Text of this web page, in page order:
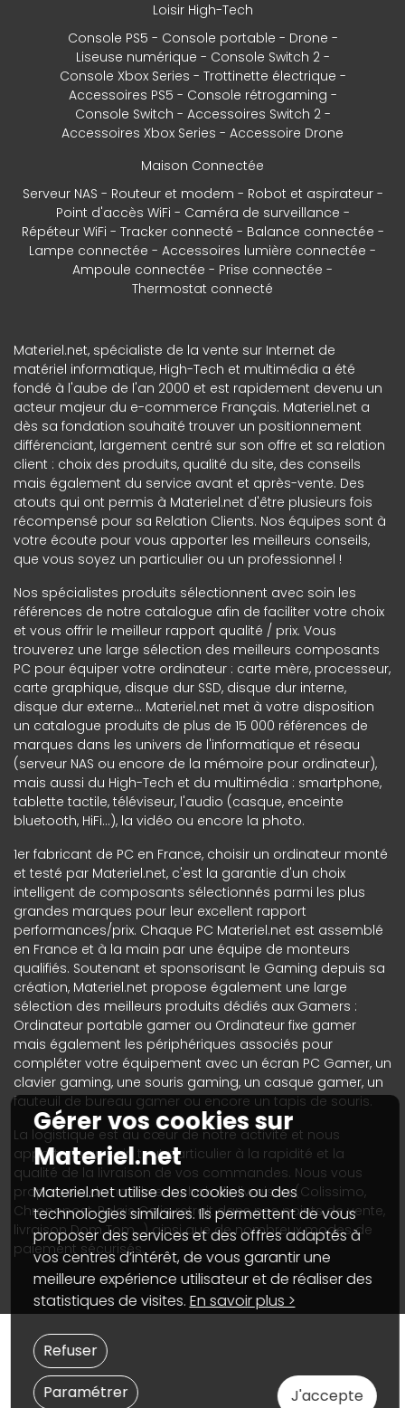
Loisir High-Tech
Console PS5
Console portable
Drone
Liseuse numérique
Console Switch 2
Console Xbox Series
Trottinette électrique
Accessoires PS5
Console rétrogaming
Console Switch
Accessoires Switch 2
Accessoires Xbox Series
Accessoire Drone
Maison Connectée
Serveur NAS
Routeur et modem
Robot et aspirateur
Point d'accès WiFi
Caméra de surveillance
Répéteur WiFi
Tracker connecté
Balance connectée
Lampe connectée
Accessoires lumière connectée
Ampoule connectée
Prise connectée
Thermostat connecté
Materiel.net, spécialiste de la vente sur Internet de
matériel informatique, High-Tech et multimédia a été
fondé à l'aube de l'an 2000 et est rapidement devenu un
acteur majeur du e-commerce Français. Materiel.net a
dès sa fondation souhaité trouver un positionnement
différenciant, largement centré sur son offre et sa relation
client : choix des produits, qualité du site, des conseils
mais également du service avant et après-vente. Des
atouts qui ont permis à Materiel.net d'être plusieurs fois
récompensé pour sa Relation Clients. Nos équipes sont à
votre écoute pour vous apporter les meilleurs conseils,
que vous soyez un particulier ou un professionnel !
Nos spécialistes produits sélectionnent avec soin les
références de notre catalogue afin de faciliter votre choix
et vous offrir le meilleur rapport qualité / prix. Vous
trouverez une large sélection des meilleurs composants
PC pour équiper votre ordinateur : carte mère, processeur,
carte graphique, disque dur SSD, disque dur interne,
disque dur externe... Materiel.net met à votre disposition
un catalogue produits de plus de 15 000 références de
marques dans les univers de l'informatique et réseau
(serveur NAS ou encore de la mémoire pour ordinateur),
mais aussi du High-Tech et du multimédia : smartphone,
tablette tactile, téléviseur, l'audio (casque, enceinte
bluetooth, HiFi...), la vidéo ou encore la photo.
1er fabricant de PC en France, choisir un ordinateur monté
et testé par Materiel.net, c'est la garantie d'un choix
intelligent de composants sélectionnés parmi les plus
grandes marques pour leur excellent rapport
performances/prix. Chaque PC Materiel.net est assemblé
en France et à la main par une équipe de monteurs
qualifiés. Soutenant et sponsorisant le Gaming depuis sa
création, Materiel.net propose également une large
sélection des meilleurs produits dédiés aux Gamers :
Ordinateur portable gamer ou Ordinateur fixe gamer
mais également les périphériques associés pour
compléter votre équipement avec un écran PC Gamer, un
clavier gaming, une souris gaming, un casque gamer, un
fauteuil de bureau gamer ou encore un tapis de souris.
La logistique est au cœur de notre activité et nous
apportons un soin tout particulier à la rapidité et la
qualité de la livraison de vos commandes. Nous vous
proposons de nombreux choix de livraison (Colissimo,
Chronopost, Relais Colis, retrait dans nos points de vente,
livraison Dom Tom...) ainsi que de nombreux modes de
paiement sécurisés.
Gérer vos cookies sur
Materiel.net
Materiel.net utilise des cookies ou des
technologies similaires. Ils permettent de vous
proposer des services et des offres adaptés à
vos centres d’intérêt, de vous garantir une
meilleure expérience utilisateur et de réaliser des
statistiques de visites. En savoir plus >
J'accepte
Paramétrer
Refuser